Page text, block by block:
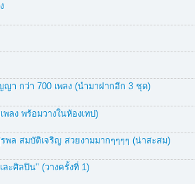
า กว่า 700 เพลง (นำมาฝากอีก 3 ชุด)
ลง พร้อมวางในห้องเทป)
พล สมบัติเจริญ สวยงามมากๆๆๆๆ (น่าสะสม)
ะศิลปิน" (วางครั้งที่ 1)